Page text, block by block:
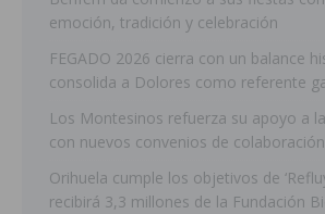
emoción, tradición y celebración
FEGADO 2026 cierra con un balance
consolida a Dolores como referente
Los Montesinos refuerza su apoyo a
con nuevos convenios de colaboración
Orihuela cumple los objetivos de
recibirá 3,3 millones de la Fundación